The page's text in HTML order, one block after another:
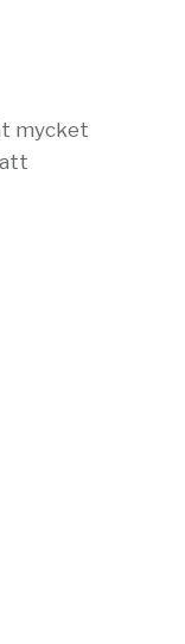
mycket